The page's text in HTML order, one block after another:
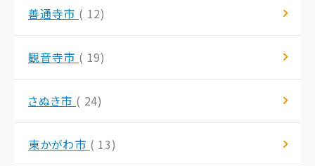
善通寺市 ( 12)
観音寺市 ( 19)
さぬき市 ( 24)
東かがわ市 ( 13)